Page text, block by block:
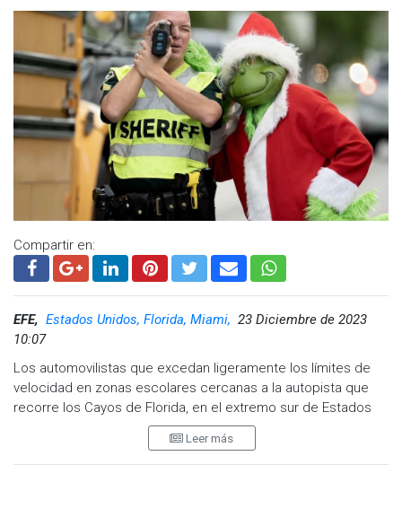
Compartir en:
EFE, Estados Unidos, Florida, Miami, 23 Diciembre de 2023
10:07
Los automovilistas que excedan ligeramente los límites de
velocidad en zonas escolares cercanas a la autopista que
recorre los Cayos de Florida, en el extremo sur de Estados
Unidos son sorprendidos por el duende verde navideño
'Grinch' para cuestionarlos su prefieren multa o una cebolla
Leer más